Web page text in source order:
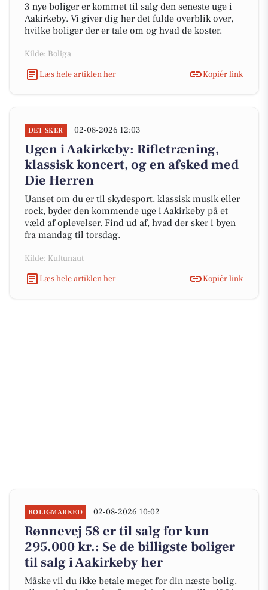
3 nye boliger er kommet til salg den seneste uge i
Aakirkeby. Vi giver dig her det fulde overblik over,
hvilke boliger der er tale om og hvad de koster.
Kilde: Boliga
Læs hele artiklen her
Kopiér link
DET SKER 02-08-2026 12:03
Ugen i Aakirkeby: Rifletræning,
klassisk koncert, og en afsked med
Die Herren
Uanset om du er til skydesport, klassisk musik eller
rock, byder den kommende uge i Aakirkeby på et
væld af oplevelser. Find ud af, hvad der sker i byen
fra mandag til torsdag.
Kilde: Kultunaut
Læs hele artiklen her
Kopiér link
BOLIGMARKED 02-08-2026 10:02
Rønnevej 58 er til salg for kun
295.000 kr.: Se de billigste boliger
til salg i Aakirkeby her
Måske vil du ikke betale meget for din næste bolig,